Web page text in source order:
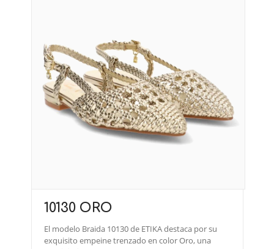
10130 ORO
El modelo Braida 10130 de ETIKA destaca por su
exquisito empeine trenzado en color Oro, una